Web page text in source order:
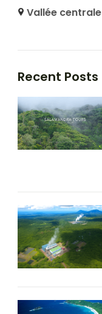
Vallée centrale
Recent Posts